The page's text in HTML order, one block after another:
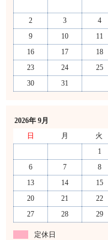
2
3 4
9
10 11
16
17 18
23
24 25
30
31
2026年 9月
日
月 火
1
6
7 8
13
14 15
20
21 22
27
28 29
定休日